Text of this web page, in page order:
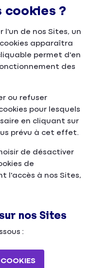
cookies ?
l'un de nos Sites, un
apparaîtra
permet d'en
des
ou refuser
pour lesquels
en cliquant sur
prévu à cet effet.
de désactiver
de
l'accès à nos Sites,
nos Sites
:
COOKIES